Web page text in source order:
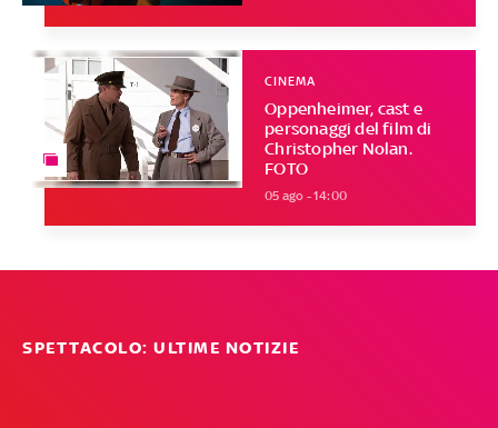
Oppenheimer, cast e
personaggi del film di
Christopher Nolan.
FOTO
CINEMA
05 ago - 14:00
SPETTACOLO: ULTIME NOTIZIE